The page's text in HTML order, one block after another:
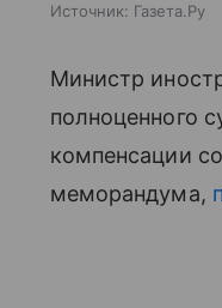
Источник: Газета.Ру
Министр
полноценного
компенсации
меморандума,